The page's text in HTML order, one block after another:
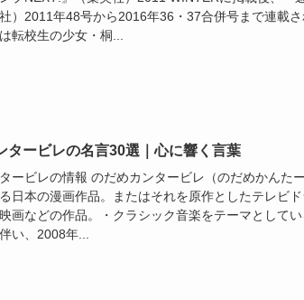
）2011年48号から2016年36・37合併号まで連載
転校生の少女・桐...
タービレの名言30選｜心に響く言葉
ービレの情報 のだめカンタービレ（のだめかんた
日本の漫画作品。またはそれを原作としたテレビ
画などの作品。・クラシック音楽をテーマとして
い、2008年...